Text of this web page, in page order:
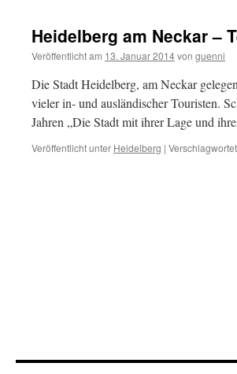
Heidelberg am Neckar –
Veröffentlicht am 13. Januar 2014von guenni
Die Stadt Heidelberg, am Neckar
vieler in- und ausländischer Touristen.
Jahren „Die Stadt mit ihrer Lage und
Veröffentlicht unter Heidelberg |